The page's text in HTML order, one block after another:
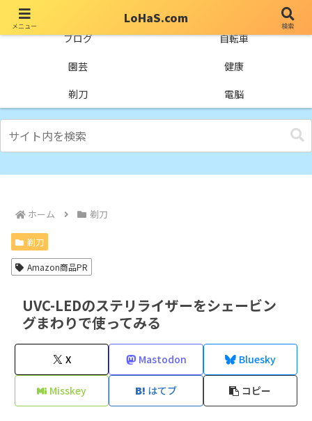
ブログ
自転車
園芸
健康
剃刀
電脳
ホーム 剃刀
剃刀
Amazon商品PR
UVC-LEDのステリライザーをシェービン
グまわりで使ってみる
X Mastodon Bluesky
Misskey はてブ コピー
メニュー
LoHaS.com
検索